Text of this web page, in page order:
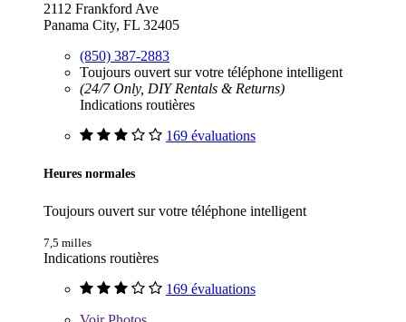
2112 Frankford Ave
Panama City, FL 32405
(850) 387-2883
Toujours ouvert sur votre téléphone intelligent
(24/7 Only, DIY Rentals & Returns)
Indications routières
169 évaluations
Heures normales
Toujours ouvert sur votre téléphone intelligent
7,5 milles
Indications routières
169 évaluations